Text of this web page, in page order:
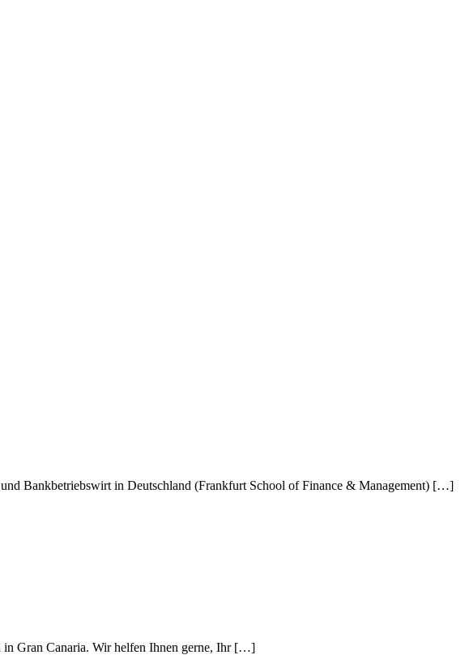
Bankbetriebswirt in Deutschland (Frankfurt School of Finance & Management) […]
in Gran Canaria. Wir helfen Ihnen gerne, Ihr […]